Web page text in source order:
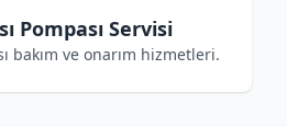
Pompası Servisi
bakım ve onarım hizmetleri.